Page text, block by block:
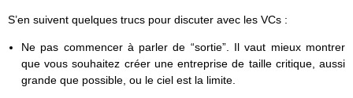
S’en suivent quelques trucs pour discuter avec les VCs :
Ne pas commencer à parler de “sortie”. Il vaut mieux montrer
que vous souhaitez créer une entreprise de taille critique, aussi
grande que possible, ou le ciel est la limite.